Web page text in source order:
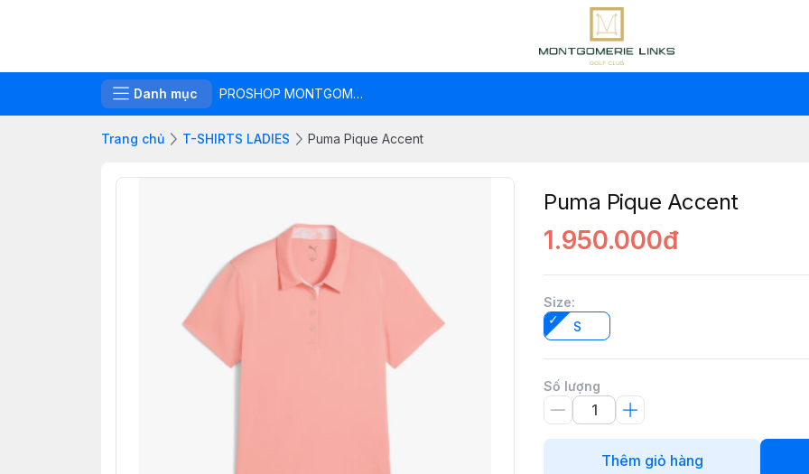
Danh mục PROSHOP MONTGOMERIE LINKS
Trang chủ T-SHIRTS LADIES Puma Pique Accent
Puma Pique Accent
1.950.000đ
Size:
S
Số lượng
Thêm giỏ hàng